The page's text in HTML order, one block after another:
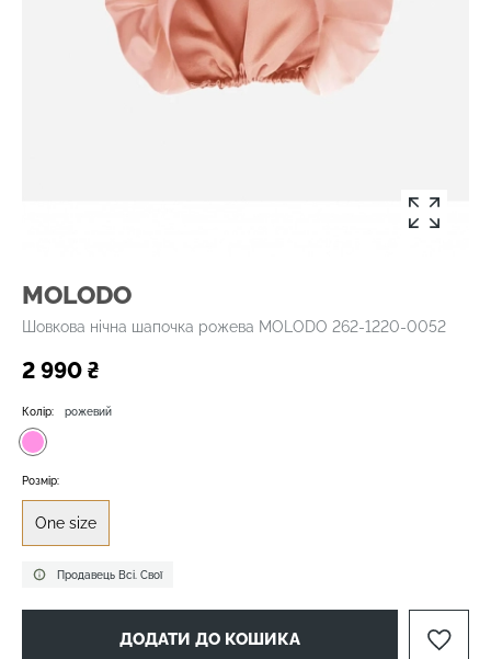
MOLODO
Шовкова нічна шапочка рожева MOLODO 262-1220-0052
2 990 ₴
Продавець Всі. Свої
Колір: рожевий
Розмір:
One size
ДОДАТИ ДО КОШИКА